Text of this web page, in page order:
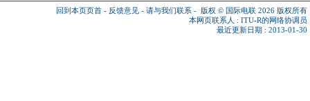
回到本页页首 - 反馈意见 - 请与我们联系 - 版权 © 国际电联 2026 版权所有
本网页联系人 : ITU-R的网络协调员
最近更新日期 : 2013-01-30